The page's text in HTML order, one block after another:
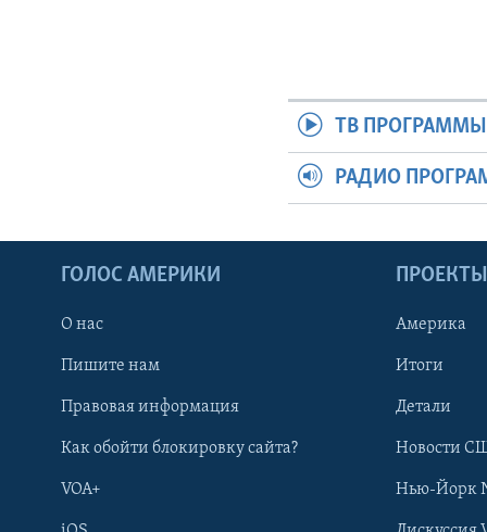
ТВ ПРОГРАММЫ
РАДИО
ГОЛОС АМЕРИКИ
О нас
Пишите нам
Правовая информация
Как обойти блокировку сайта?
VOA+
ПРОЕКТЫ
Америка
Итоги
Детали
Новости
Нью-Йорк